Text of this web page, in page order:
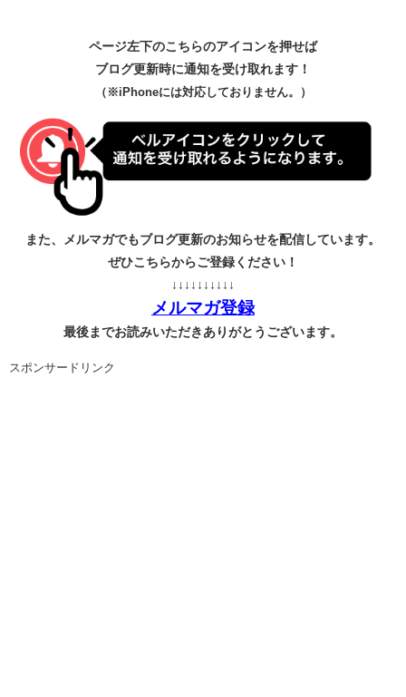
ページ左下のこちらのアイコンを押せば
ブログ更新時に通知を受け取れます！
（※iPhoneには対応しておりません。）
また、メルマガでもブログ更新のお知らせを配信しています。
ぜひこちらからご登録ください！
↓↓↓↓↓↓↓↓↓↓
メルマガ登録
最後までお読みいただきありがとうございます。
スポンサードリンク